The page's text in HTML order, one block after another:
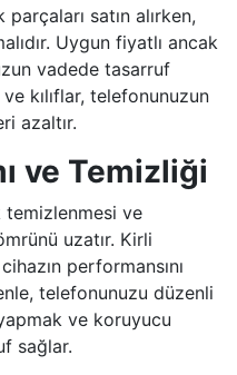
satın alırken,
Uygun fiyatlı ancak
vadede tasarruf
kılıflar, telefonunuzun
azaltır.
ve Temizliği
temizlenmesi ve
uzatır. Kirli
performansını
telefonunuzu düzenli
ve koruyucu
sağlar.